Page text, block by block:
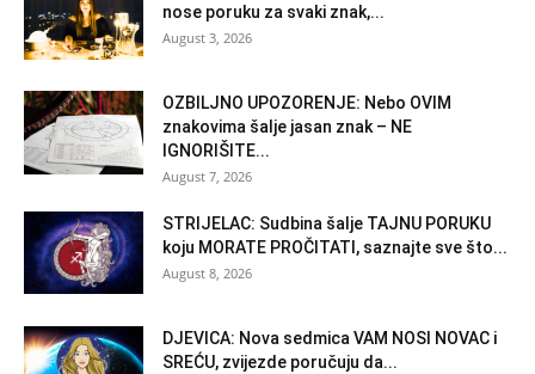
nose poruku za svaki znak,...
August 3, 2026
OZBILJNO UPOZORENJE: Nebo OVIM
znakovima šalje jasan znak – NE
IGNORIŠITE...
August 7, 2026
STRIJELAC: Sudbina šalje TAJNU PORUKU
koju MORATE PROČITATI, saznajte sve što...
August 8, 2026
DJEVICA: Nova sedmica VAM NOSI NOVAC i
SREĆU, zvijezde poručuju da...